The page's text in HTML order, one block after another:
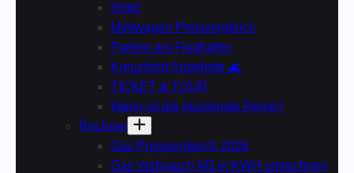
Hotel
Mietwagen Preisvergleich
Parken am Flughafen
Kreuzfahrt Angebote 🌊
TICKET & TOUR
Wann ist die günstigste Reise?
Rechner
Gas Preisvergleich 2026
Gas Verbrauch M3 in KWH umrechnen